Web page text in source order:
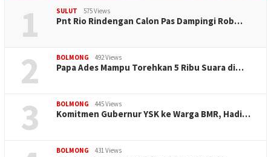
1 SULUT 575 Views
Pnt Rio Rindengan Calon Pas Dampingi Rob…
2 BOLMONG 492 Views
Papa Ades Mampu Torehkan 5 Ribu Suara di…
3 BOLMONG 445 Views
Komitmen Gubernur YSK ke Warga BMR, Hadi…
BOLMONG 431 Views